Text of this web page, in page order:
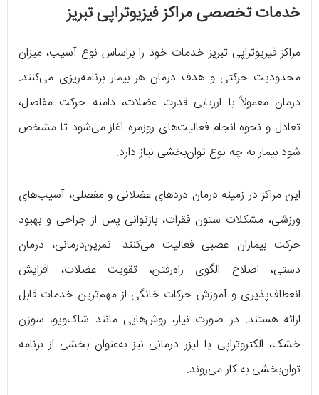
خدمات تخصصی مراکز فیزیوتراپی تبریز
مراکز فیزیوتراپی تبریز خدمات خود را براساس نوع آسیب، میزان
محدودیت حرکتی و هدف درمان هر بیمار برنامه‌ریزی می‌کنند.
درمان معمولاً با ارزیابی قدرت عضلات، دامنه حرکت مفاصل،
تعادل و نحوه انجام فعالیت‌های روزمره آغاز می‌شود تا مشخص
شود بیمار به چه نوع توان‌بخشی نیاز دارد.
این مراکز در زمینه درمان دردهای عضلانی و مفصلی، آسیب‌های
ورزشی، مشکلات ستون فقرات، بازتوانی پس از جراحی و بهبود
حرکت بیماران عصبی فعالیت می‌کنند. تمرین‌درمانی، درمان
دستی، اصلاح الگوی راه‌رفتن، تقویت عضلات، افزایش
انعطاف‌پذیری و آموزش حرکات خانگی از مهم‌ترین خدمات قابل
ارائه هستند. در صورت نیاز، روش‌هایی مانند شاک‌ویو، سوزن
خشک، الکتروتراپی یا لیزر درمانی نیز به‌عنوان بخشی از برنامه
توان‌بخشی به کار می‌روند.